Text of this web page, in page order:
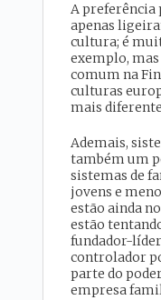
A preferência
apenas
cultura; é
exemplo,
comum na
culturas
mais
Ademais,
também um
sistemas de
jovens e
estão ainda
estão
fundador-
controlador
parte do
empresa